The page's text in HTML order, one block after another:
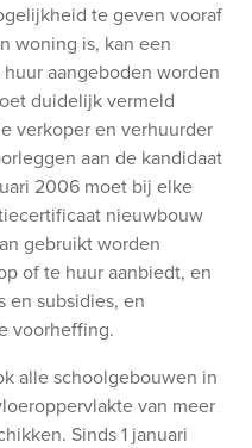
te geven vooraf
woning is, kan een
aangeboden worden
duidelijk vermeld
verkoper en verhuurder
aan de kandidaat
2006 moet bij elke
nieuwbouw
gebruikt worden
of te huur aanbiedt, en
en subsidies, en
voorheffing.
alle schoolgebouwen in
van meer
Sinds 1 januari